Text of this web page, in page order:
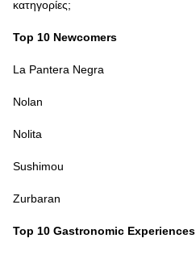
κατηγορίες;
Top 10 Newcomers
La Pantera Negra
Nolan
Nolita
Sushimou
Zurbaran
Top 10 Gastronomic Experiences